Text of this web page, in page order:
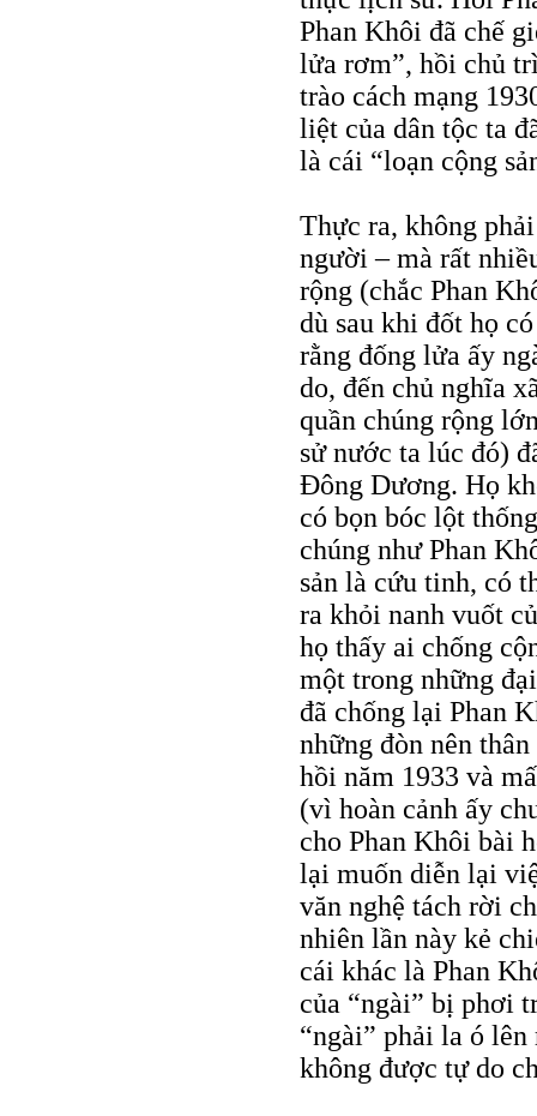
Phan Khôi đã chế
lửa rơm”, hồi chủ
trào cách mạng
liệt của dân tộc ta
là cái “loạn cộng
Thực ra, không
người – mà rất
rộng (chắc Phan
dù sau khi đốt họ
rằng đống lửa ấy
do, đến chủ nghĩa
quần chúng rộng
sử nước ta lúc đó)
Đông Dương. Họ
có bọn bóc lột
chúng như Phan
sản là cứu tinh, có
ra khỏi nanh vuốt
họ thấy ai chống
một trong những
đã chống lại Phan
những đòn nên
hồi năm 1933 và
(vì hoàn cảnh ấy
cho Phan Khôi bài
lại muốn diễn lại
văn nghệ tách rời
nhiên lần này kẻ
cái khác là Phan
của “ngài” bị phơi
“ngài” phải la ó
không được tự do